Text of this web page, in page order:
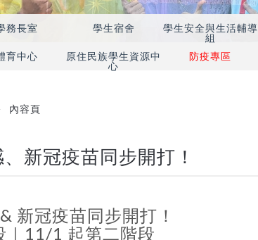
務長室 學生宿舍
學生安全與生活輔導
組
育中心
原住民族學生資源中
心
防疫專區
內容頁
新冠疫苗同步開打！
新冠疫苗同步開打！
｜11/1 起第二階段